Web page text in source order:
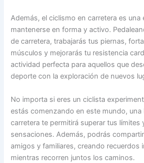
Además, el ciclismo en carretera es
mantenerse en forma y activo.
de carretera, trabajarás tus piernas,
músculos y mejorarás tu resistencia
actividad perfecta para aquellos que
deporte con la exploración de nuevos
No importa si eres un ciclista
estás comenzando en este mundo, una
carretera te permitirá superar tus límites
sensaciones. Además, podrás
amigos y familiares, creando recuerdos
mientras recorren juntos los caminos.